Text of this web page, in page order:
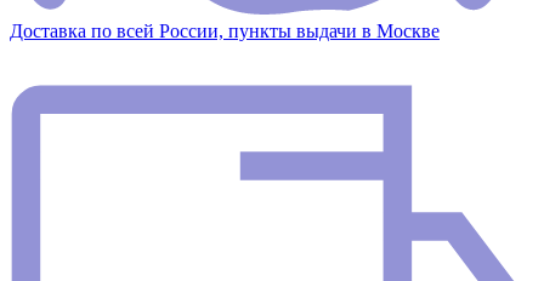
Доставка по всей России, пункты выдачи в Москве